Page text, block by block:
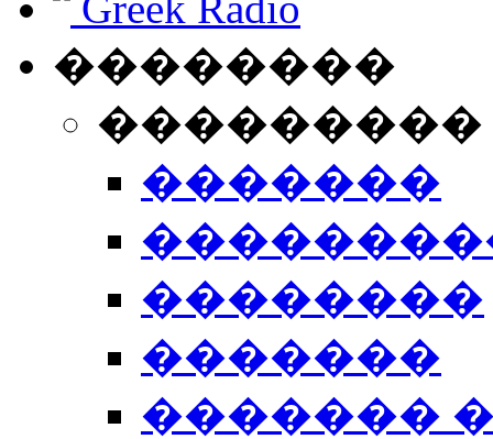
��������
�������
��������
�������
�������